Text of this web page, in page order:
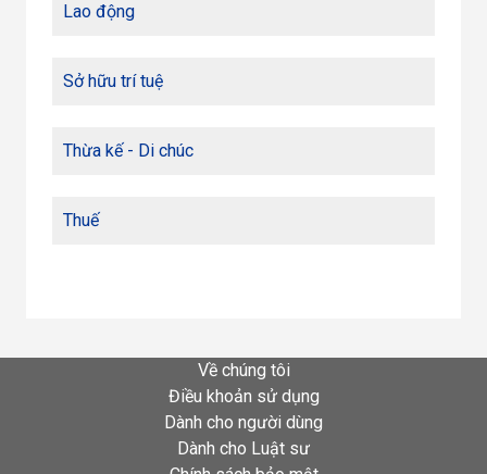
Lao động
Sở hữu trí tuệ
Thừa kế - Di chúc
Thuế
Về chúng tôi
Điều khoản sử dụng
Dành cho người dùng
Dành cho Luật sư